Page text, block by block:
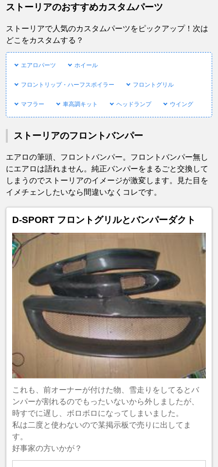
ストーリアのおすすめカスタムパーツ
ストーリアで人気のカスタムパーツをピックアップ！次は
どこをカスタムする？
エアロパーツ ホイール
フロントリップ・ハーフスポイラー フロントグリル
マフラー 車高調キット ヘッドランプ ウイング
ストーリアのフロントバンパー
エアロの筆頭、フロントバンパー。フロントバンパー無し
にエアロは語れません。純正バンパーをまるごと交換して
しまうのでストーリアのイメージが激変します。見た目を
イメチェンしたいなら間違いなくコレです。
D-SPORT フロントグリルとバンパーダクト
これも、前オーナーが付けた物、雪走りをしてるとバ
ンパーが割れるのでもったいないから外しましたが、
時すでに遅し、ボロボロになってしまいました。
私は二度と使わないので某掲示板で売りに出してま
す。
好事家の方いかが？